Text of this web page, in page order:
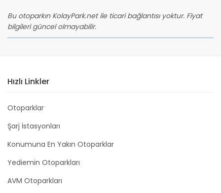
Bu otoparkın KolayPark.net ile ticari bağlantısı yoktur. Fiyat
bilgileri güncel olmayabilir.
Hızlı Linkler
Otoparklar
Şarj İstasyonları
Konumuna En Yakın Otoparklar
Yediemin Otoparkları
AVM Otoparkları